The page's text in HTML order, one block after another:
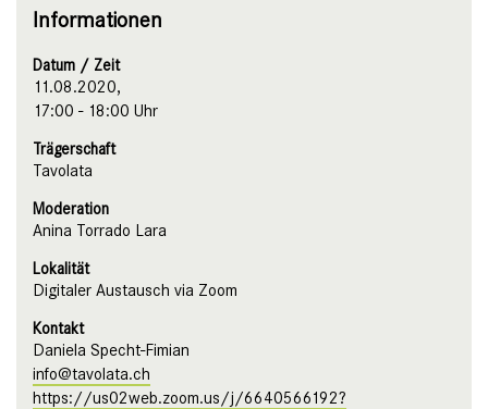
Informationen
Datum / Zeit
11.08.2020,
17:00 - 18:00 Uhr
Trägerschaft
Tavolata
Moderation
Anina Torrado Lara
Lokalität
Digitaler Austausch via Zoom
Kontakt
Daniela Specht-Fimian
info@tavolata.ch
https://us02web.zoom.us/j/6640566192?